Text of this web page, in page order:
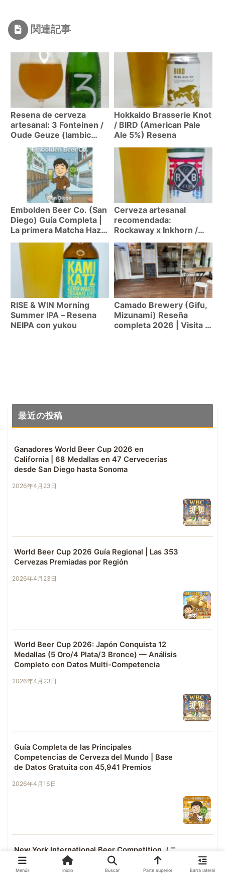
関連記事
Resena de cerveza
artesanal: 3 Fonteinen /
Oude Geuze (lambic
geuze 7.2%)
Hokkaido Brasserie Knot
/ BIRD (American Pale
Ale 5%) Resena
Embolden Beer Co. (San
Diego) Guía Completa |
La primera Matcha Hazy
IPA del mundo: Serie
«Shogun» explicada
Cerveza artesanal
recomendada:
Rockaway x Inkhorn /
Torii Trips (East Coast
IPA 7.2%)
RISE & WIN Morning
Summer IPA – Resena
NEIPA con yukou
Camado Brewery (Gifu,
Mizunami) Reseña
completa 2026 | Visita al
最近の投稿
Ganadores World Beer Cup 2026 en
California | 68 Medallas en 47 Cervecerías
desde San Diego hasta Sonoma
2026年4月23日
World Beer Cup 2026 Guía Regional | Las 353
Cervezas Premiadas por Región
2026年4月23日
World Beer Cup 2026: Japón Conquista 12
Medallas (5 Oro/4 Plata/3 Bronce) — Análisis
Completo con Datos Multi-Competencia
2026年4月23日
Guía Completa de las Principales
Competencias de Cerveza del Mundo | Base
de Datos Gratuita con 45,941 Premios
2026年4月16日
New York International Beer Competition（ニ
ューヨーク国際ビアコンペティション）Guía
Completa｜Elegibilidad, Métodos de
Menús Inicio Buscar Parte superior Barra lateral